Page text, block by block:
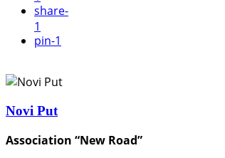
share-
1
pin-1
Novi Put
Association “New Road”